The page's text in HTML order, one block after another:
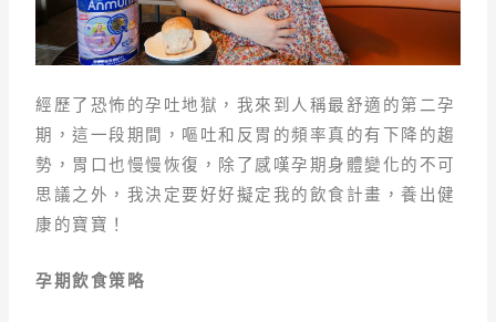
經歷了恐怖的孕吐地獄，我來到人稱最舒適的第二孕
期，這一段期間，嘔吐和反胃的頻率真的有下降的趨
勢，胃口也慢慢恢復，除了感嘆孕期身體變化的不可
思議之外，我決定要好好擬定我的飲食計畫，養出健
康的寶寶！
孕期飲食策略